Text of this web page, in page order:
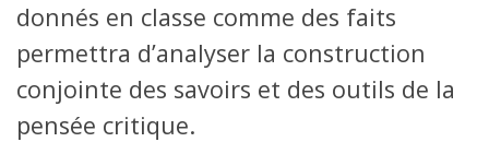
donnés en classe comme des faits
permettra d’analyser la construction
conjointe des savoirs et des outils de la
pensée critique.